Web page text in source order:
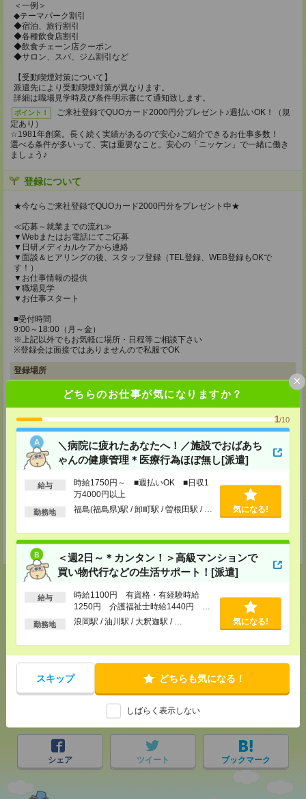
どちらのお仕事が気になりますか？
1/10
＼病院に疲れたあなたへ！／施設でおばあち
ゃんの健康管理＊医療行為ほぼ無し[派遣]
給与
時給1750円～ ■週払いOK ■日収1
万4000円以上
勤務地 福島(福島県)駅 / 卸町駅 / 曽根田駅 / … 気になる!
＜週2日～＊カンタン！＞高級マンションで
買い物代行などの生活サポート！[派遣]
給与
時給1100円 有資格・有経験時給
1250円 介護福祉士時給1440円 ■
日払いOK（規定あり）※即日払い不
勤務地 浪岡駅 / 油川駅 / 大釈迦駅 / … 気になる!
スキップ どちらも気になる！
しばらく表示しない
×
＜一例＞
◆テーマパーク割引
◆宿泊、旅行割引
◆各種飲食店割引
◆飲食チェーン店クーポン
◆サロン、スパ、ジム割引など
【受動喫煙対策について】
派遣先により受動喫煙対策が異なります。
詳細は職場見学時及び条件明示書にて通知致します。
ポイント！
ご来社登録でQUOカード2000円分プレゼント♪週払いOK！（規
定あり）
☆1981年創業。長く続く実績があるので安心♪ご紹介できるお仕事多数！
選べる条件が多いって、実は重要なこと。安心の「ニッケン」で一緒に働き
ましょう♪
登録について
★今ならご来社登録でQUOカード2000円分をプレゼント中★
≪応募～就業までの流れ≫
▼Webまたはお電話にてご応募
▼日研メディカルケアから連絡
▼面談＆ヒアリングの後、スタッフ登録（TEL登録、WEB登録もOKで
す！）
▼お仕事情報の提供
▼職場見学
▼お仕事スタート
■受付時間
9:00～18:00（月～金）
※上記以外でもお気軽に場所・日程等ご相談下さい
※登録会は面接ではありませんので私服でOK
登録場所
メディカルケア事業部 仙台オフィス
宮城県仙台市青葉区本町1-2-20 KDX仙台ビル4F
TEL：0120-802-179
MAIL：tenshoku@nikken-ts.jp
担当：採用担当
メディカルケア事業部 郡山オフィス
TEL：0120-992-518
tenshoku@nikken-ts.jp
★今ならご来社登録でQUOカード2000円分をプレゼント中★
応募ページへ
気になる！ 電話応募
LINE
シェア ツイート ブックマーク